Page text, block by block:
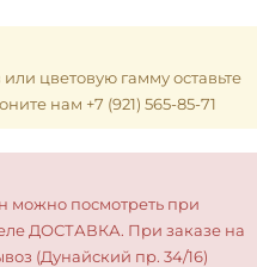
цветовую гамму оставьте
нам +7 (921) 565-85-71
можно посмотреть при
ДОСТАВКА. При заказе на
(Дунайский пр. 34/16)